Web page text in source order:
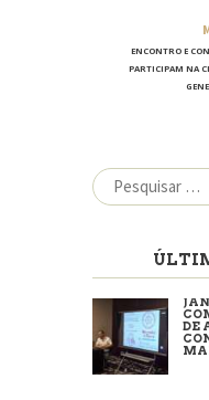
ENCONTRO E
PARTICIPAM NA
Pesquisar
por:
DE